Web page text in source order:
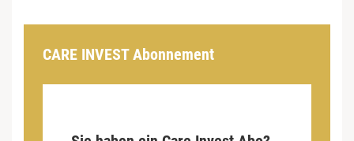
CARE INVEST Abonnement